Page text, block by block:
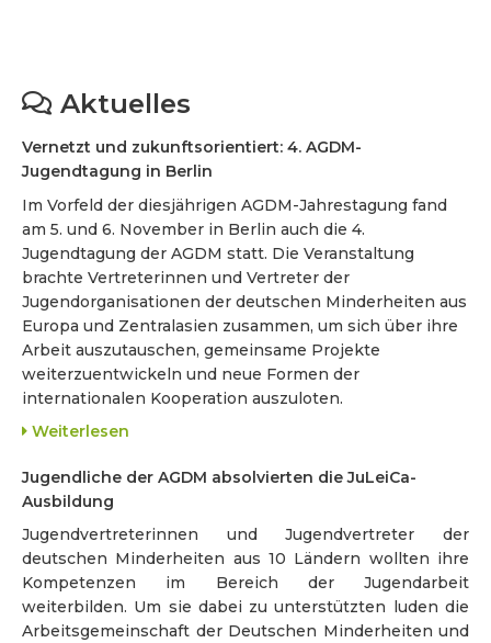
Aktuelles
Vernetzt und zukunftsorientiert: 4. AGDM-
Jugendtagung in Berlin
Im Vorfeld der diesjährigen AGDM-Jahrestagung fand
am 5. und 6. November in Berlin auch die 4.
Jugendtagung der AGDM statt. Die Veranstaltung
brachte Vertreterinnen und Vertreter der
Jugendorganisationen der deutschen Minderheiten aus
Europa und Zentralasien zusammen, um sich über ihre
Arbeit auszutauschen, gemeinsame Projekte
weiterzuentwickeln und neue Formen der
internationalen Kooperation auszuloten.
Weiterlesen
Jugendliche der AGDM absolvierten die JuLeiCa-
Ausbildung
Jugendvertreterinnen und Jugendvertreter der
deutschen Minderheiten aus 10 Ländern wollten ihre
Kompetenzen im Bereich der Jugendarbeit
weiterbilden. Um sie dabei zu unterstützten luden die
Arbeitsgemeinschaft der Deutschen Minderheiten und